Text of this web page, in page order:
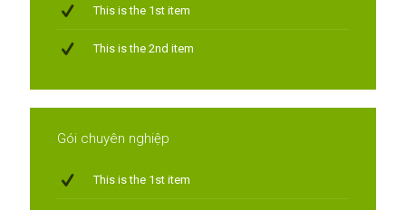
This is the 1st item
This is the 2nd item
Gói chuyên nghiệp
This is the 1st item